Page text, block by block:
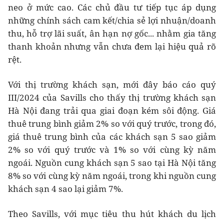
neo ở mức cao. Các chủ đầu tư tiếp tục áp dụng
những chính sách cam kết/chia sẻ lợi nhuận/doanh
thu, hỗ trợ lãi suất, ân hạn nợ gốc... nhằm gia tăng
thanh khoản nhưng vẫn chưa đem lại hiệu quả rõ
rệt.
Với thị trường khách sạn, mới đây báo cáo quý
III/2024 của Savills cho thấy thị trường khách sạn
Hà Nội đang trải qua giai đoạn kém sôi động. Giá
thuê trung bình giảm 2% so với quý trước, trong đó,
giá thuê trung bình của các khách sạn 5 sao giảm
2% so với quý trước và 1% so với cùng kỳ năm
ngoái. Nguồn cung khách sạn 5 sao tại Hà Nội tăng
8% so với cùng kỳ năm ngoái, trong khi nguồn cung
khách sạn 4 sao lại giảm 7%.
Theo Savills, với mục tiêu thu hút khách du lịch